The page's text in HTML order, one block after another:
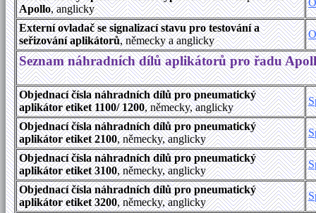
Apollo, anglicky
Externí ovladač se signalizací stavu pro testování a
seřizování aplikátorů, německy a anglicky
Seznam náhradních dílů aplikátorů pro řadu
Objednací čísla náhradních dílů pro pneumatický
aplikátor etiket 1100/ 1200, německy, anglicky
Objednací čísla náhradních dílů pro pneumatický
aplikátor etiket 2100, německy, anglicky
Objednací čísla náhradních dílů pro pneumatický
aplikátor etiket 3100, německy, anglicky
Objednací čísla náhradních dílů pro pneumatický
aplikátor etiket 3200, německy, anglicky